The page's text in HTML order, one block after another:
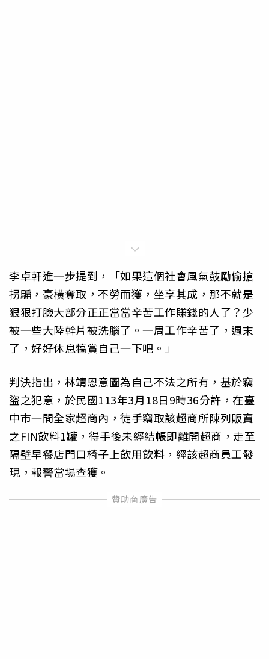
李卓軒進一步提到，「如果這個社會風氣鼓勵偷搶
拐騙，豪橫奪取，不勞而獲，坐享其成，那不就是
狠狠打臉大部分正正當當辛苦工作賺錢的人了？少
被一些大陸幹片被洗腦了。一周工作辛苦了，週末
了，好好休息犒賞自己一下吧。」
判決指出，林靖恩意圖為自己不法之所有，基於竊
盜之犯意，於民國113年3月18日9時36分許，在臺
中市一間全家超商內，徒手竊取該超商所陳列販賣
之FIN飲料1罐，得手後未經結帳即離開超商，走至
隔壁早餐店門口椅子上飲用飲料，經該超商員工發
現，報警當場查獲。